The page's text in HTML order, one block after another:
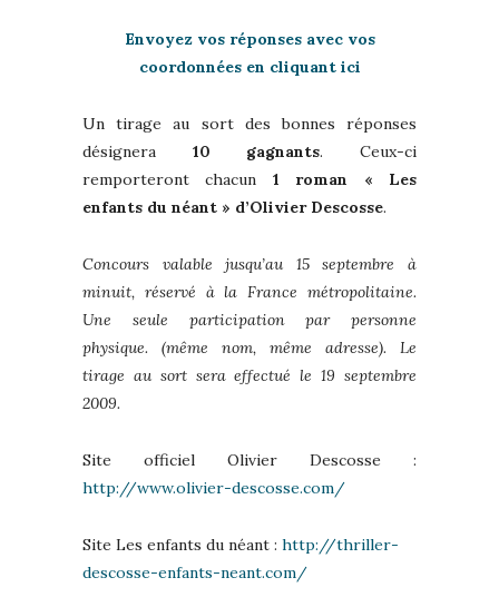
Envoyez vos réponses avec vos
coordonnées en cliquant ici
Un tirage au sort des bonnes réponses
désignera 10 gagnants. Ceux-ci
remporteront chacun 1 roman « Les
enfants du néant » d’Olivier Descosse.
Concours valable jusqu’au 15 septembre à
minuit, réservé à la France métropolitaine.
Une seule participation par personne
physique. (même nom, même adresse). Le
tirage au sort sera effectué le 19 septembre
2009.
Site officiel Olivier Descosse :
http://www.olivier-descosse.com/
Site Les enfants du néant : http://thriller-
descosse-enfants-neant.com/